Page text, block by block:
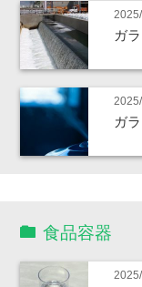
ガ
ガ
食品容器